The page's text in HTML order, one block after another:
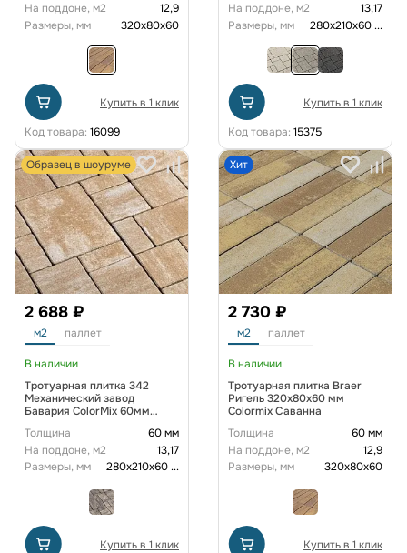
На поддоне, м2
12,9
Размеры, мм
320x80x60
Купить в 1 клик
Код товара: 16099
На поддоне, м2
13,17
Размеры, мм
280х210х60...
Купить в 1 клик
Код товара: 15375
Образец в шоуруме
2 688 ₽
м2 паллет
В наличии
Тротуарная плитка 342
Механический завод
Бавария ColorMix 60мм
Толщина
60 мм
На поддоне, м2
13,17
Размеры, мм
280х210х60...
Купить в 1 клик
Хит
2 730 ₽
м2 паллет
В наличии
Тротуарная плитка Braer
Ригель 320x80x60 мм
Colormix Саванна
Толщина
60 мм
На поддоне, м2
12,9
Размеры, мм
320x80x60
Купить в 1 клик